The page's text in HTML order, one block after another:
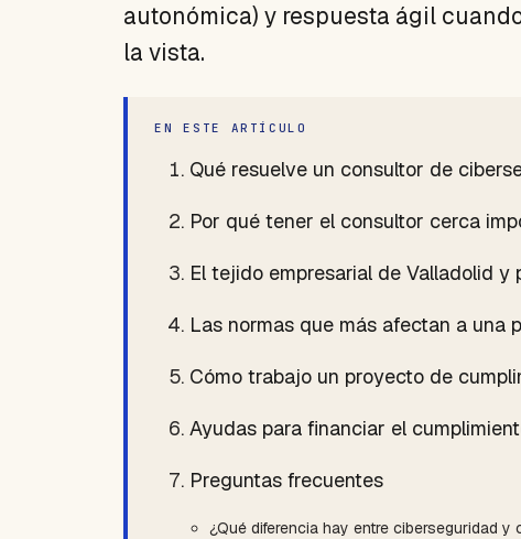
autonómica) y respuesta ágil
la vista.
EN ESTE ARTÍCULO
Qué resuelve un consultor de
Por qué tener el consultor cerca
El tejido empresarial de Valladolid
Las normas que más afectan a una
Cómo trabajo un proyecto de
Ayudas para financiar el
Preguntas frecuentes
¿Qué diferencia hay entre ciberseguridad y